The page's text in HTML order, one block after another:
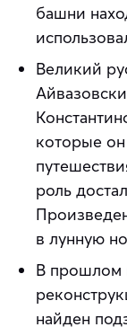
башни
Великий
которые
роль
в лунную
В прошлом
найден